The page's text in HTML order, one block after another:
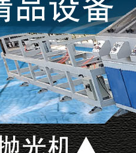
工业品设计的特点和特征以